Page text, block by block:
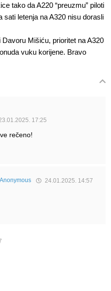
tako da A220 “preuzmu” piloti
letenja na A320 nisu dorasli
Mišiću, prioritet na A320
vuku korijene. Bravo
17:25
rečeno!
Anonymous 24.01.2025. 14:57